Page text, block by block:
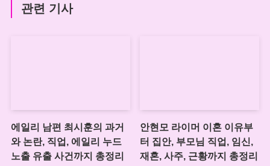
관련 기사
에일리 남편 최시훈의 과거
와 논란, 직업, 에일리 누드
노출 유출 사건까지 총정리
안현모 라이머 이혼 이유부
터 집안, 부모님 직업, 임신,
재혼, 사주, 근황까지 총정리